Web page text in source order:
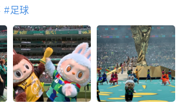
足球